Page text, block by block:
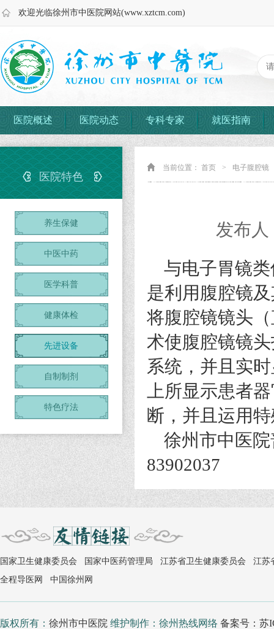
欢迎光临徐州市中医院网站(www.xztcm.com)
医院概述 医院动态 专科专家 就医指南
医院特色
养生保健
中医中药
医学科普
健康体检
先进设备
自制制剂
特色疗法
当前位置： 首页 > 电子腹腔镜
发布
与电子胃镜
是利用腹腔镜
将腹腔镜镜头
术使腹腔镜镜
系统，并且实
上所显示患者
断，并且运用
徐州市中医院
83902037
国家卫生健康委员会 国家中医药管理局 江苏省卫生健康委员会
江苏
全程导医网
中国徐州网
版权所有： 徐州市中医院 维护制作：徐州热线网络 备案号：苏